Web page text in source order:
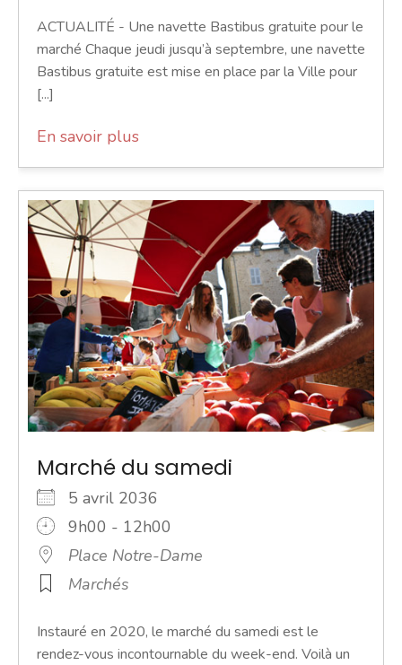
ACTUALITÉ - Une navette Bastibus gratuite pour le
marché Chaque jeudi jusqu’à septembre, une navette
Bastibus gratuite est mise en place par la Ville pour
[...]
En savoir plus
Marché du samedi
5 avril 2036
9h00 - 12h00
Place Notre-Dame
Marchés
Instauré en 2020, le marché du samedi est le
rendez-vous incontournable du week-end. Voilà un